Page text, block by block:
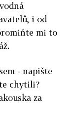
i od
mi to
- napište
chytili?
za